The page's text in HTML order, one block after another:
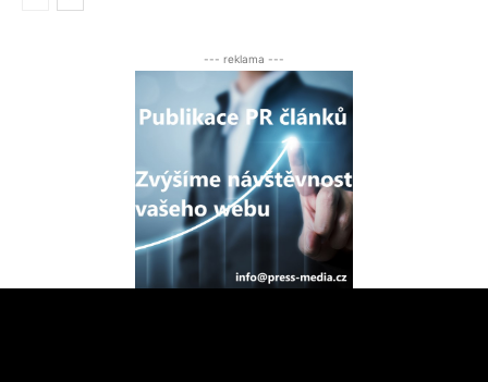
--- reklama ---